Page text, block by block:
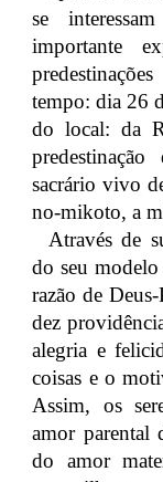
se
importante
tempo: dia 26
do local: da
sacrário vivo
no-mikoto, a
Através de
do seu
razão de
dez
alegria e
coisas e o
Assim, os
amor parental
do amor